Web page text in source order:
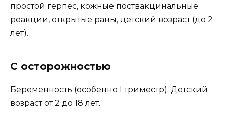
простой герпес, кожные поствакцинальные
реакции, открытые раны, детский возраст (до 2
лет).
С осторожностью
Беременность (особенно I триместр). Детский
возраст от 2 до 18 лет.